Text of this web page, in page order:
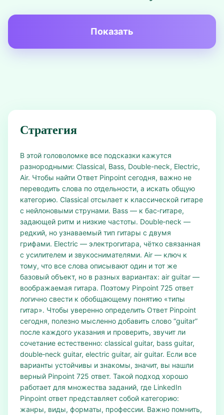
Показать
Стратегия
В этой головоломке все подсказки кажутся
разнородными: Classical, Bass, Double-neck, Electric,
Air. Чтобы найти Ответ Pinpoint сегодня, важно не
переводить слова по отдельности, а искать общую
категорию. Classical отсылает к классической гитаре
с нейлоновыми струнами. Bass — к бас‑гитаре,
задающей ритм и низкие частоты. Double‑neck —
редкий, но узнаваемый тип гитары с двумя
грифами. Electric — электрогитара, чётко связанная
с усилителем и звукоснимателями. Air — ключ к
тому, что все слова описывают один и тот же
базовый объект, но в разных вариантах: air guitar —
воображаемая гитара. Поэтому Pinpoint 725 ответ
логично свести к обобщающему понятию «типы
гитар». Чтобы уверенно определить Ответ Pinpoint
сегодня, полезно мысленно добавить слово “guitar”
после каждого указания и проверить, звучит ли
сочетание естественно: classical guitar, bass guitar,
double‑neck guitar, electric guitar, air guitar. Если все
варианты устойчивы и знакомы, значит, вы нашли
верный Pinpoint 725 ответ. Такой подход хорошо
работает для множества заданий, где LinkedIn
Pinpoint ответ представляет собой категорию:
жанры, виды, форматы, профессии. Важно помнить,